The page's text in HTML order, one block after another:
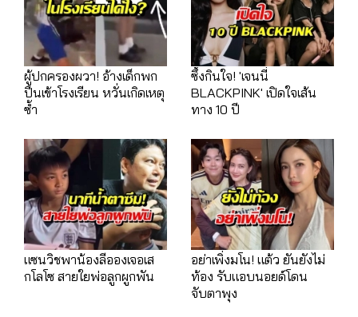
ผู้ปกครองผวา! อ้างเด็กพก
ปืนเข้าโรงเรียน หวั่นเกิดเหตุ
ซ้ำ
ซึ้งกินใจ! 'เจนนี่
BLACKPINK' เปิดใจเส้น
ทาง 10 ปี
แซนวิชพาน้องลีอองเจอเส
กโลโซ สายใยพ่อลูกผูกพัน
อย่าเพิ่งมโน! แต้ว ยันยังไม่
ท้อง รับแอบนอยด์โดน
จับตาพุง